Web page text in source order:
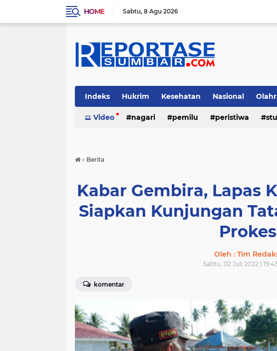
HOME Sabtu 8 Agu 2026
Indeks Hukrim Kesehatan Nasional
Video nagari pemilu peristiwa
› Berita
Kabar Gembira, Lapas
Siapkan Kunjungan
Prokes
Oleh : Tim
Sabtu, 02 Juli 2022 |
komentar